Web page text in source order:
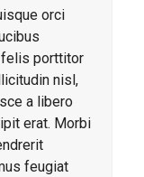
orci
felis porttitor
nisl,
a libero
erat. Morbi
feugiat